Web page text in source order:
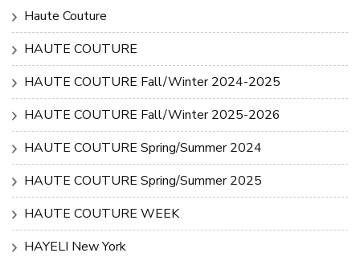
Haute Couture
HAUTE COUTURE
HAUTE COUTURE Fall/Winter 2024-2025
HAUTE COUTURE Fall/Winter 2025-2026
HAUTE COUTURE Spring/Summer 2024
HAUTE COUTURE Spring/Summer 2025
HAUTE COUTURE WEEK
HAYELI New York